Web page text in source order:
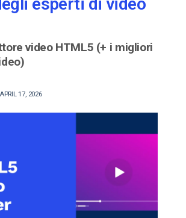
video HTML5 (+ i migliori
APRIL 17, 2026